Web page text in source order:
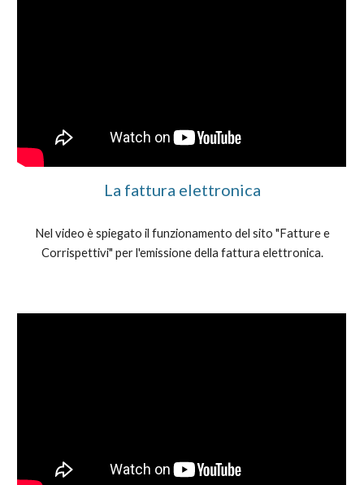
La fattura elettronica
Nel video è spiegato il funzionamento del sito "Fatture e
Corrispettivi" per l'emissione della fattura elettronica.